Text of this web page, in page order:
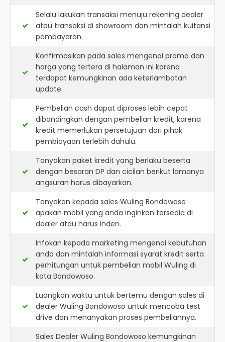
Selalu lakukan transaksi menuju rekening dealer
atau transaksi di showroom dan mintalah kuitansi
pembayaran.
Konfirmasikan pada sales mengenai promo dan
harga yang tertera di halaman ini karena
terdapat kemungkinan ada keterlambatan
update.
Pembelian cash dapat diproses lebih cepat
dibandingkan dengan pembelian kredit, karena
kredit memerlukan persetujuan dari pihak
pembiayaan terlebih dahulu.
Tanyakan paket kredit yang berlaku beserta
dengan besaran DP dan cicilan berikut lamanya
angsuran harus dibayarkan.
Tanyakan kepada sales Wuling Bondowoso
apakah mobil yang anda inginkan tersedia di
dealer atau harus inden.
Infokan kepada marketing mengenai kebutuhan
anda dan mintalah informasi syarat kredit serta
perhitungan untuk pembelian mobil Wuling di
kota Bondowoso.
Luangkan waktu untuk bertemu dengan sales di
dealer Wuling Bondowoso untuk mencoba test
drive dan menanyakan proses pembeliannya.
Sales Dealer Wuling Bondowoso kemungkinan